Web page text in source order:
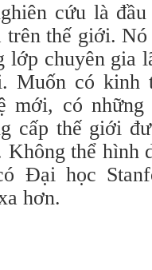
cứu là
trên thế giới.
lớp chuyên gia
Muốn có kinh
mới, có
cấp thế giới
Không thể hình
Đại học
hơn.